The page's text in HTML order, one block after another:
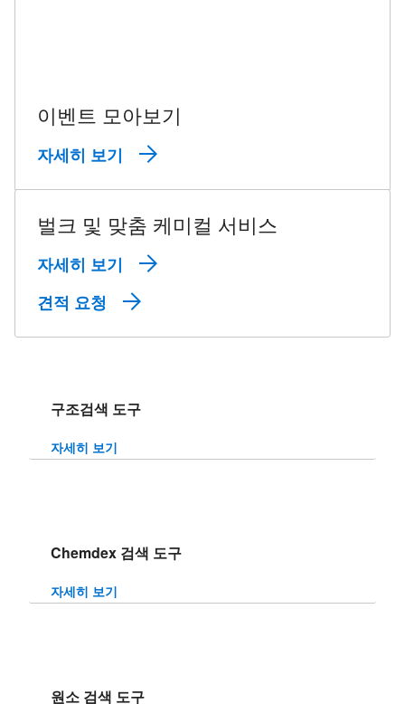
이벤트 모아보기
자세히 보기
벌크 및 맞춤 케미컬 서비스
자세히 보기
견적 요청
구조검색 도구
자세히 보기
Chemdex 검색 도구
자세히 보기
원소 검색 도구